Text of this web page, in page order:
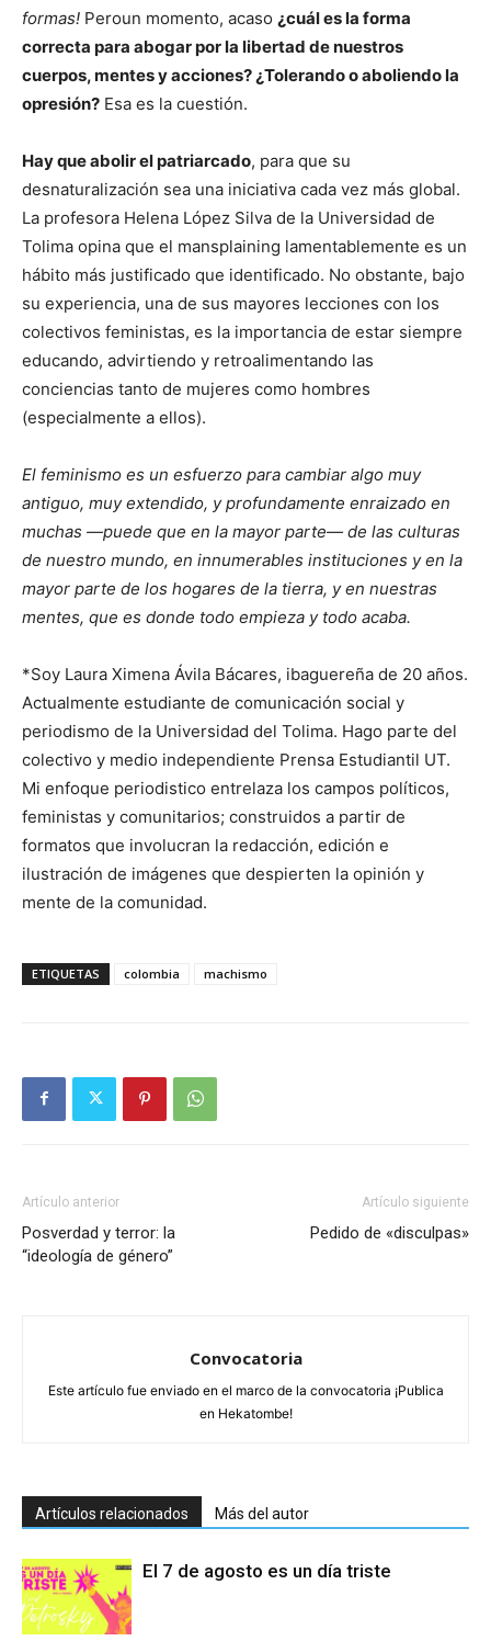
formas! Peroun momento, acaso ¿cuál es la forma
correcta para abogar por la libertad de nuestros
cuerpos, mentes y acciones? ¿Tolerando o aboliendo la
opresión? Esa es la cuestión.
Hay que abolir el patriarcado, para que su
desnaturalización sea una iniciativa cada vez más global.
La profesora Helena López Silva de la Universidad de
Tolima opina que el mansplaining lamentablemente es un
hábito más justificado que identificado. No obstante, bajo
su experiencia, una de sus mayores lecciones con los
colectivos feministas, es la importancia de estar siempre
educando, advirtiendo y retroalimentando las
conciencias tanto de mujeres como hombres
(especialmente a ellos).
El feminismo es un esfuerzo para cambiar algo muy
antiguo, muy extendido, y profundamente enraizado en
muchas —puede que en la mayor parte— de las culturas
de nuestro mundo, en innumerables instituciones y en la
mayor parte de los hogares de la tierra, y en nuestras
mentes, que es donde todo empieza y todo acaba.
*Soy Laura Ximena Ávila Bácares, ibaguereña de 20 años.
Actualmente estudiante de comunicación social y
periodismo de la Universidad del Tolima. Hago parte del
colectivo y medio independiente Prensa Estudiantil UT.
Mi enfoque periodistico entrelaza los campos políticos,
feministas y comunitarios; construidos a partir de
formatos que involucran la redacción, edición e
ilustración de imágenes que despierten la opinión y
mente de la comunidad.
ETIQUETAS colombia machismo
Artículo anterior
Posverdad y terror: la
“ideología de género”
Artículo siguiente
Pedido de «disculpas»
Convocatoria
Este artículo fue enviado en el marco de la convocatoria ¡Publica
en Hekatombe!
Artículos relacionados Más del autor
El 7 de agosto es un día triste